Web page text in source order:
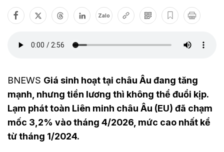
Zalo
BNEWS Giá sinh hoạt tại châu Âu đang tăng
mạnh, nhưng tiền lương thì không thể đuổi kịp.
Lạm phát toàn Liên minh châu Âu (EU) đã chạm
mốc 3,2% vào tháng 4/2026, mức cao nhất kể
từ tháng 1/2024.